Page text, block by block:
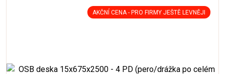
AKČNÍ CENA - PRO FIRMY JEŠTĚ LEVNĚJI